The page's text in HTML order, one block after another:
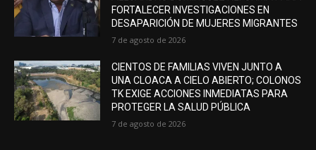
FORTALECER INVESTIGACIONES EN
DESAPARICIÓN DE MUJERES MIGRANTES
7 de agosto de 2026
CIENTOS DE FAMILIAS VIVEN JUNTO A
UNA CLOACA A CIELO ABIERTO; COLONOS
TK EXIGE ACCIONES INMEDIATAS PARA
PROTEGER LA SALUD PÚBLICA
7 de agosto de 2026